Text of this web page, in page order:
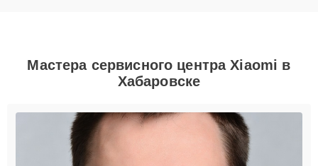
Мастера сервисного центра Xiaomi в
Хабаровске